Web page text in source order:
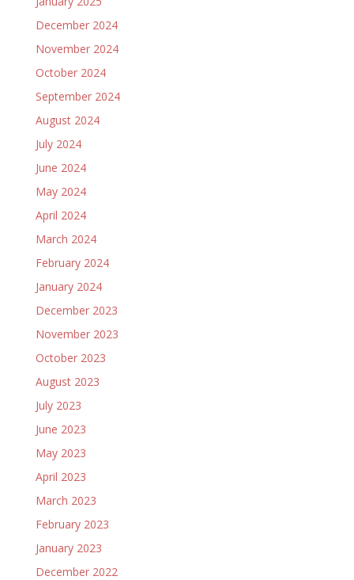
December 2024
November 2024
October 2024
September 2024
August 2024
July 2024
June 2024
May 2024
April 2024
March 2024
February 2024
January 2024
December 2023
November 2023
October 2023
August 2023
July 2023
June 2023
May 2023
April 2023
March 2023
February 2023
January 2023
December 2022